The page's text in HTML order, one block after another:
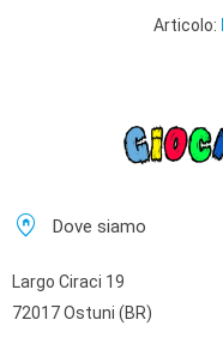
Articolo:
home_pin Dove siamo
Largo Ciraci 19
72017 Ostuni (BR)